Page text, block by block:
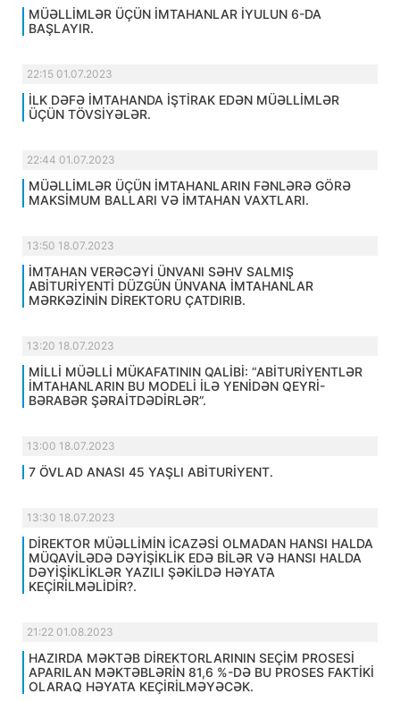
MÜƏLLİMLƏR ÜÇÜN İMTAHANLAR İYULUN 6-DA
BAŞLAYIR.
22:15 01.07.2023
İLK DƏFƏ İMTAHANDA İŞTİRAK EDƏN MÜƏLLİMLƏR
ÜÇÜN TÖVSİYƏLƏR.
22:44 01.07.2023
MÜƏLLİMLƏR ÜÇÜN İMTAHANLARIN FƏNLƏRƏ GÖRƏ
MAKSİMUM BALLARI VƏ İMTAHAN VAXTLARI.
13:50 18.07.2023
İMTAHAN VERƏCƏYİ ÜNVANI SƏHV SALMIŞ
ABİTURİYENTİ DÜZGÜN ÜNVANA İMTAHANLAR
MƏRKƏZİNİN DİREKTORU ÇATDIRIB.
13:20 18.07.2023
MİLLİ MÜƏLLİ MÜKAFATININ QALİBİ: “ABİTURİYENTLƏR
İMTAHANLARIN BU MODELİ İLƏ YENİDƏN QEYRİ-
BƏRABƏR ŞƏRAİTDƏDİRLƏR”.
13:00 18.07.2023
7 ÖVLAD ANASI 45 YAŞLI ABİTURİYENT.
13:30 18.07.2023
DİREKTOR MÜƏLLİMİN İCAZƏSİ OLMADAN HANSI HALDA
MÜQAVİLƏDƏ DƏYİŞİKLİK EDƏ BİLƏR VƏ HANSI HALDA
DƏYİŞİKLİKLƏR YAZILI ŞƏKİLDƏ HƏYATA
KEÇİRİLMƏLİDİR?.
21:22 01.08.2023
HAZIRDA MƏKTƏB DİREKTORLARININ SEÇİM PROSESİ
APARILAN MƏKTƏBLƏRİN 81,6 %-DƏ BU PROSES FAKTİKİ
OLARAQ HƏYATA KEÇİRİLMƏYƏCƏK.